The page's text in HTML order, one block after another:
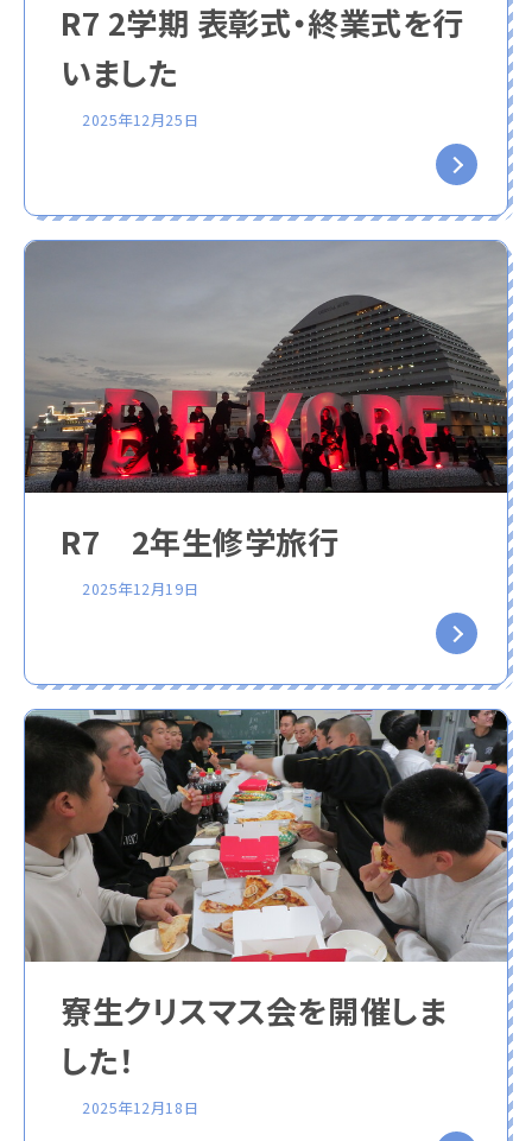
R7 2学期 表彰式・終業式を行
いました
2025年12月25日
R7 2年生修学旅行
2025年12月19日
寮生クリスマス会を開催しま
した！
2025年12月18日